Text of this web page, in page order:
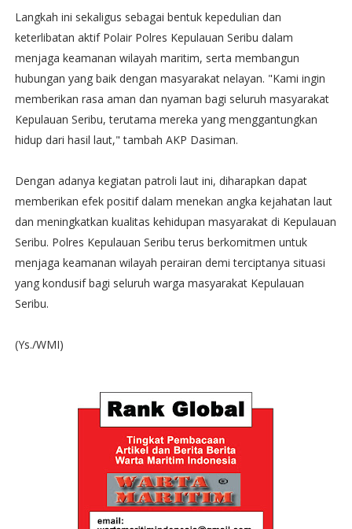
Langkah ini sekaligus sebagai bentuk kepedulian dan
keterlibatan aktif Polair Polres Kepulauan Seribu dalam
menjaga keamanan wilayah maritim, serta membangun
hubungan yang baik dengan masyarakat nelayan. "Kami ingin
memberikan rasa aman dan nyaman bagi seluruh masyarakat
Kepulauan Seribu, terutama mereka yang menggantungkan
hidup dari hasil laut," tambah AKP Dasiman.
Dengan adanya kegiatan patroli laut ini, diharapkan dapat
memberikan efek positif dalam menekan angka kejahatan laut
dan meningkatkan kualitas kehidupan masyarakat di Kepulauan
Seribu. Polres Kepulauan Seribu terus berkomitmen untuk
menjaga keamanan wilayah perairan demi terciptanya situasi
yang kondusif bagi seluruh warga masyarakat Kepulauan
Seribu.
(Ys./WMI)